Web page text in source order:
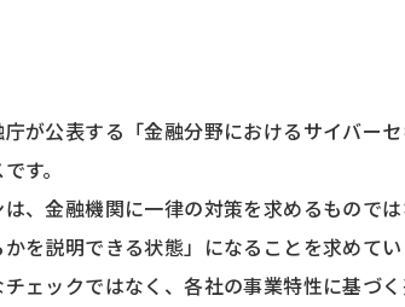
が公表する「金融分野におけるサイバー
す。
、金融機関に一律の対策を求めるもので
を説明できる状態」になることを求めてい
ェックではなく、各社の事業特性に基づ